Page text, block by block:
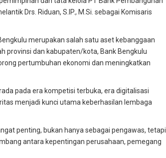
Drs. Riduan, S.IP., M.Si. sebagai Komisaris
merupakan salah satu aset kebanggaan
provinsi dan kabupaten/kota, Bank Bengkulu
pertumbuhan ekonomi dan meningkatkan
pada era kompetisi terbuka, era digitalisasi
menjadi kunci utama keberhasilan lembaga
penting, bukan hanya sebagai pengawas, tetapi
antara kepentingan perusahaan, pemegang